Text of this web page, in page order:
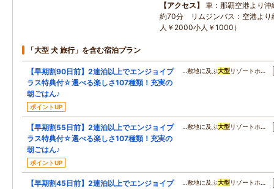
アクセス
車：那覇空港より
約70分 リムジンバス：空港より
人￥2000小人￥1000）
「大型 犬 旅行」を含む宿泊プラン
【早期割90日前】2連泊以上でエンジョイプ
ラス特典付☆選べる楽しさ107種類！充実の
朝ごはん♪
ポイントUP
…敷地に及ぶ大型リゾートホ…
【早期割55日前】2連泊以上でエンジョイプ
ラス特典付☆選べる楽しさ107種類！充実の
朝ごはん♪
ポイントUP
…敷地に及ぶ大型リゾートホ…
【早期割45日前】2連泊以上でエンジョイプ
…敷地に及ぶ大型リゾートホ…